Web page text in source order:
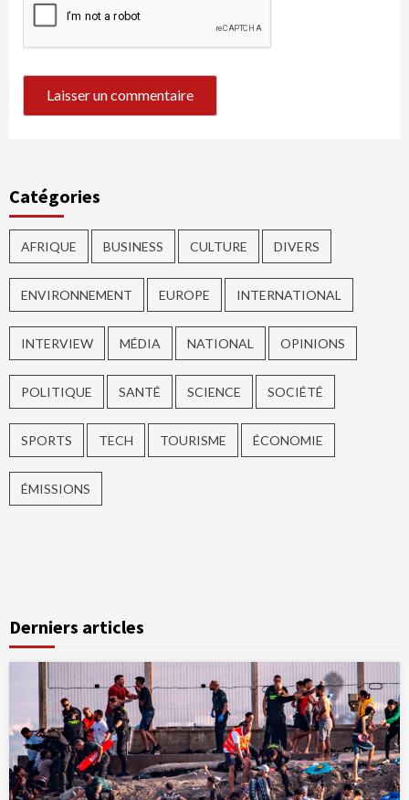
Catégories
AFRIQUE BUSINESS CULTURE DIVERS
ENVIRONNEMENT EUROPE INTERNATIONAL
INTERVIEW MÉDIA NATIONAL OPINIONS
POLITIQUE SANTÉ SCIENCE SOCIÉTÉ
SPORTS TECH TOURISME ÉCONOMIE
ÉMISSIONS
Derniers articles